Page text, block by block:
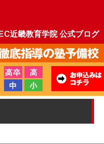
近畿教育学院 公式ブログ